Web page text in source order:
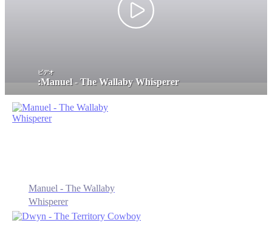
ビデオ
:Manuel - The Wallaby Whisperer
Manuel - The Wallaby
Whisperer